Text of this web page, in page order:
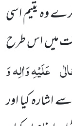
وہ یتیم اسی
جنت میں اس طرح
عَلَیْہِ وَاٰلِہ وَ
اشارہ کیا اور